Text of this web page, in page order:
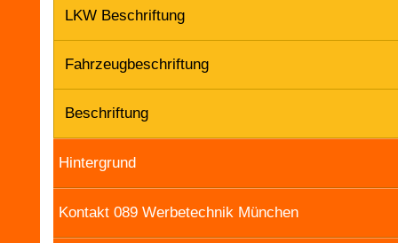
LKW Beschriftung
Fahrzeugbeschriftung
Beschriftung
Hintergrund
Kontakt 089 Werbetechnik München